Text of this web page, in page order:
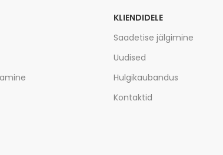
KLIENDIDELE
Saadetise jälgimine
Uudised
Hulgikaubandus
Kontaktid